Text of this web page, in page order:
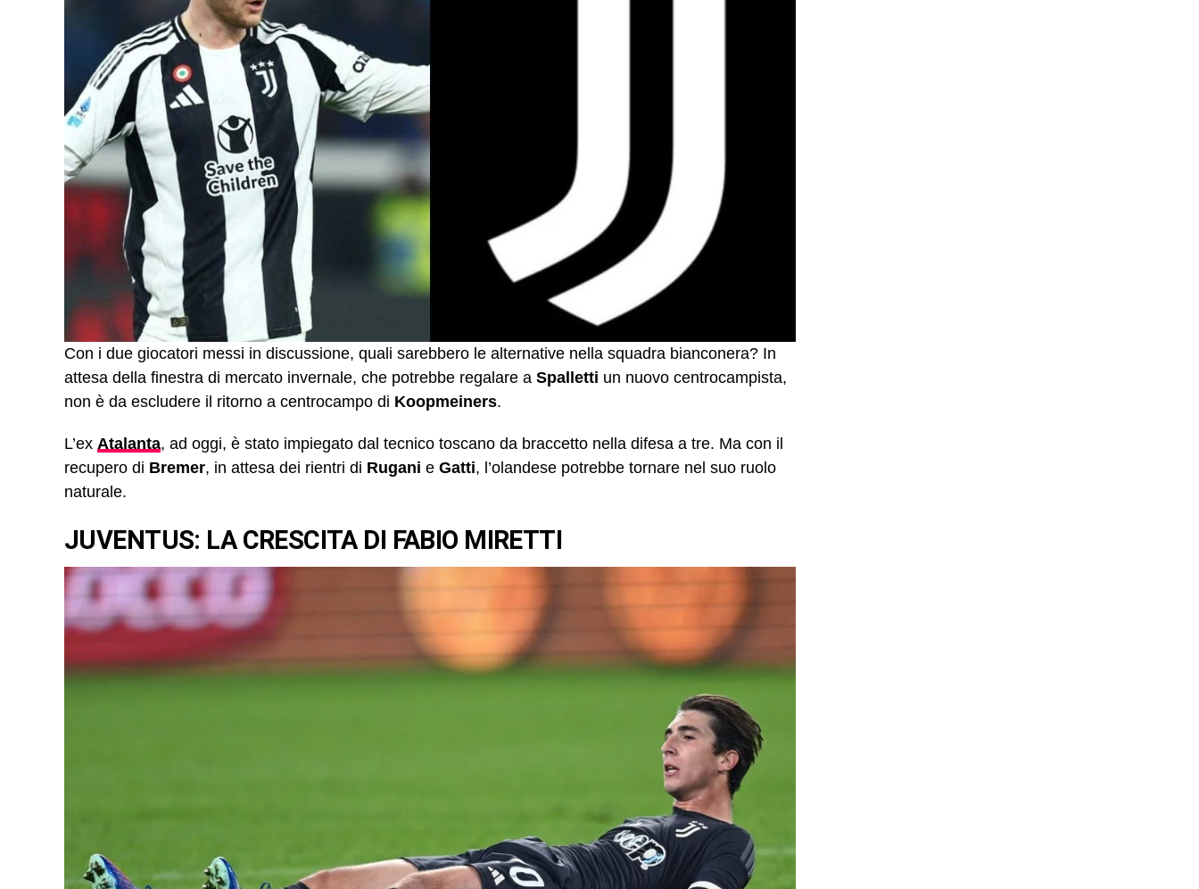
Con i due giocatori messi in discussione, quali sarebbero le alternative nella squadra bianconera? In
attesa della finestra di mercato invernale, che potrebbe regalare a Spalletti un nuovo centrocampista,
non è da escludere il ritorno a centrocampo di Koopmeiners.
L’ex Atalanta, ad oggi, è stato impiegato dal tecnico toscano da braccetto nella difesa a tre. Ma con il
recupero di Bremer, in attesa dei rientri di Rugani e Gatti, l’olandese potrebbe tornare nel suo ruolo
naturale.
JUVENTUS: LA CRESCITA DI FABIO MIRETTI